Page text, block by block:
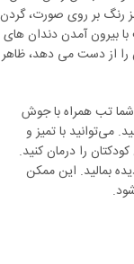
رنگ بر روی صورت، گردن
بیرون آمدن دندان های
را از دست می دهد، ظاهر
شما تب همراه با جوش
می‌توانید با تمیز و
را درمان کنید.
بمالید. این ممکن